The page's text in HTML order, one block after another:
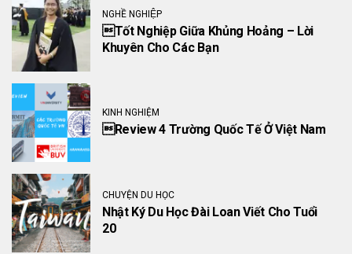
NGHỀ NGHIỆP
Tốt Nghiệp Giữa Khủng Hoảng – Lời
Khuyên Cho Các Bạn
KINH NGHIỆM
Review 4 Trường Quốc Tế Ở Việt Nam
CHUYỆN DU HỌC
Nhật Ký Du Học Đài Loan Viết Cho Tuổi
20